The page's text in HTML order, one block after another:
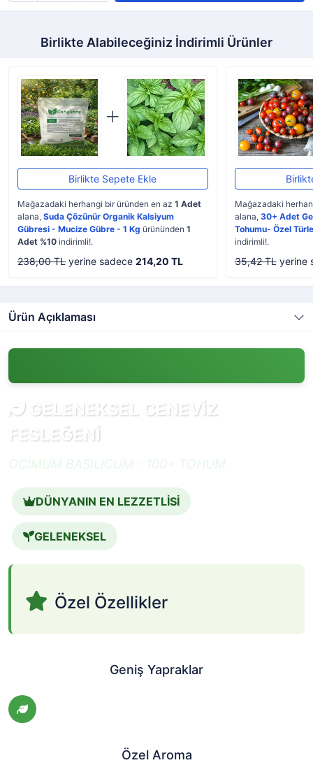
Birlikte Alabileceğiniz İndirimli Ürünler
Birlikte Sepete Ekle
Mağazadaki herhangi bir üründen en az 1 Adet
alana, Suda Çözünür Organik Kalsiyum
Gübresi - Mucize Gübre - 1 Kg ürününden 1
Adet %10 indirimli!.
238,00 TL yerine sadece 214,20 TL
Mağazadaki
alana, 30+ Adet
Tohumu- Özel
indirimli!.
35,42 TLyerine
Ürün Açıklaması
GELENEKSEL CENEVİZ
FESLEĞENİ
DÜNYANIN EN LEZZETLİSİ
GELENEKSEL
Özel Özellikler
Geniş Yapraklar
Özel Aroma